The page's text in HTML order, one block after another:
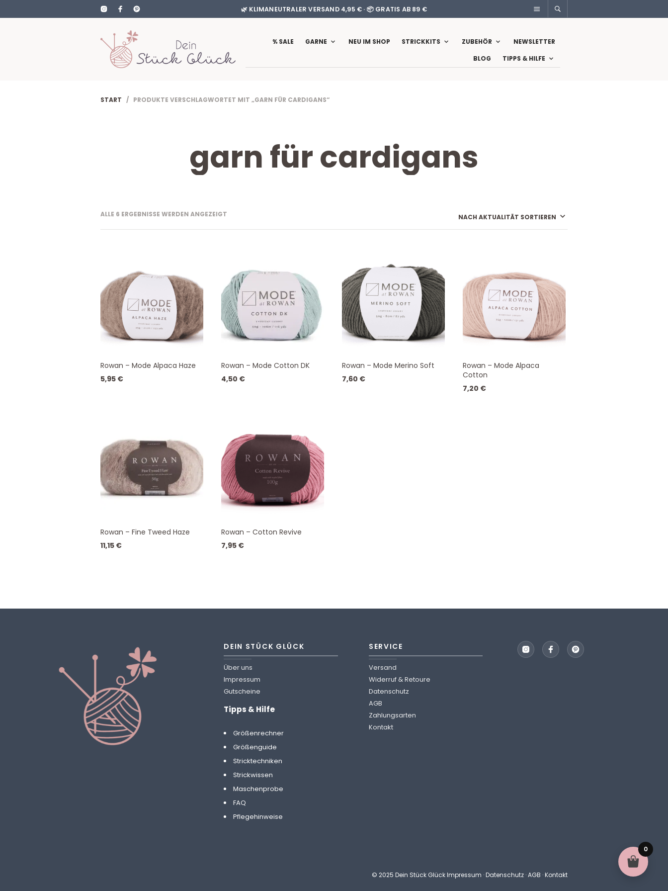
🌿 KLIMANEUTRALER VERSAND 4,95 € · 📦 GRATIS AB 89 €
% SALE GARNE NEU IM SHOP STRICKKITS ZUBEHÖR
NEWSLETTER
BLOG
TIPPS & HILFE
START / PRODUKTE VERSCHLAGWORTET MIT „GARN FÜR CARDIGANS“
garn für cardigans
ALLE 6 ERGEBNISSE WERDEN ANGEZEIGT
SORTIERT
Rowan – Mode Alpaca Haze
5,95 €
Rowan – Mode Cotton DK
4,50 €
Rowan – Mode Merino Soft
7,60 €
Rowan – Mode Alpaca
Cotton
7,20 €
Rowan – Fine Tweed Haze
11,15 €
Rowan – Cotton Revive
7,95 €
DEIN STÜCK GLÜCK
Über uns
Impressum
Gutscheine
Tipps & Hilfe
Größenrechner
Größenguide
Stricktechniken
Strickwissen
Maschenprobe
FAQ
Pflegehinweise
SERVICE
Versand
Widerruf & Retoure
Datenschutz
AGB
Zahlungsarten
Kontakt
© 2025 Dein Stück GlückImpressum ·Datenschutz ·AGB ·Kontakt
0